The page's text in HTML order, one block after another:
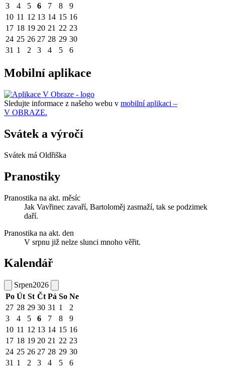
3
4 5 6 7 8
9
10 11 12 13 14 15 16
17 18 19 20 21 22 23
24 25 26 27 28 29 30
31 1 2 3 4 5 6
Mobilní aplikace
Sledujte informace z našeho webu v mobilní aplikaci –
V OBRAZE.
Svátek a výročí
Svátek má Oldřiška
Pranostiky
Pranostika na akt. měsíc
Jak Vavřinec zavaří, Bartoloměj zasmaží, tak se podzimek
daří.
Pranostika na akt. den
V srpnu již nelze slunci mnoho věřit.
Kalendář
Srpen2026
Po Út St Čt Pá So Ne
27 28 29 30 31 1
2
3
4 5 6 7 8
9
10 11 12 13 14 15 16
17 18 19 20 21 22 23
24 25 26 27 28 29 30
31 1 2 3 4 5 6